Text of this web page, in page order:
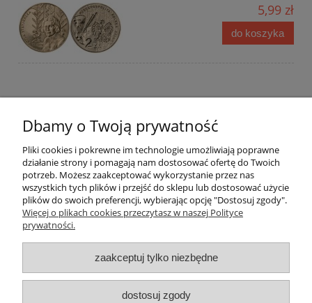
5,99 zł
do koszyka
do koszyka
Dbamy o Twoją prywatność
Pliki cookies i pokrewne im technologie umożliwiają poprawne
działanie strony i pomagają nam dostosować ofertę do Twoich
potrzeb. Możesz zaakceptować wykorzystanie przez nas
wszystkich tych plików i przejść do sklepu lub dostosować użycie
plików do swoich preferencji, wybierając opcję "Dostosuj zgody".
Więcej o plikach cookies przeczytasz w naszej Polityce
prywatności.
zaakceptuj tylko niezbędne
dostosuj zgody